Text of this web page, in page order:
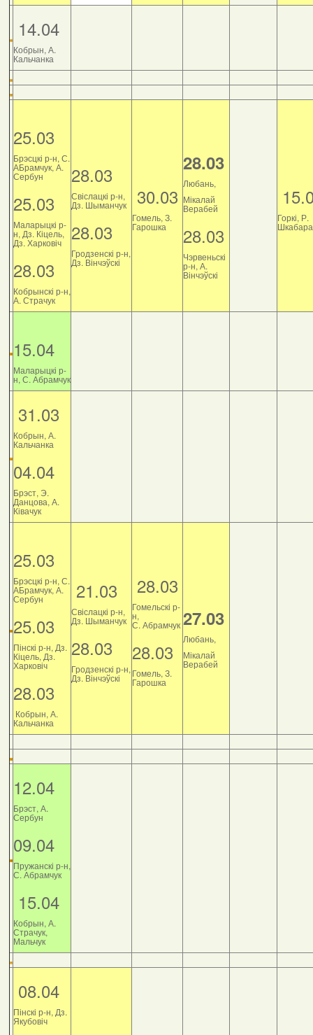
14.04
Кобрын, А.
Кальчанка
25.03
Брэсцкі р-н, С.
АБрамчук, А.
Сербун
25.03
Маларыцкі р-
н, Дз. Кіцель,
Дз. Харковіч
28.03
Кобрынскі р-н,
А. Страчук
28.03
Свіслацкі р-н,
Дз. Шыманчук
28.03
Гродзенскі р-н,
Дз. Вінчэўскі
30.03
Гомель, З.
Гарошка
28.03
Любань,
Мікалай
Верабей
28.03
Чэрвеньскі
р-н, А.
Вінчэўскі
Горкі, Р.
Шкабара
15.04
Маларыцкі р-
н, С. Абрамчук
31.03
Кобрын, А.
Кальчанка
04.04
Брэст, Э.
Данцова, А.
Ківачук
25.03
Брэсцкі р-н, С.
АБрамчук, А.
Сербун
25.03
Пінскі р-н, Дз.
Кіцель, Дз.
Харковіч
28.03
Кобрын, А.
Кальчанка
21.03
Свіслацкі р-н,
Дз. Шыманчук
28.03
Гродзенскі р-н,
Дз. Вінчэўскі
28.03
Гомельскі р-
н,
С. Абрамчук
28.03
Гомель, З.
Гарошка
27.03
Любань,
Мікалай
Верабей
12.04
Брэст, А.
Сербун
09.04
Пружанскі р-н,
С. Абрамчук
15.04
Кобрын, А.
Страчук,
Мальчук
08.04
Пінскі р-н, Дз.
Якубовіч